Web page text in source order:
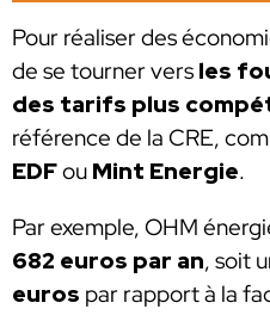
Pour réaliser des
de se tourner vers les
des tarifs plus
référence de la CRE,
EDFou Mint Energie.
Par exemple, OHM
682 euros par an, soit
euros par rapport à la